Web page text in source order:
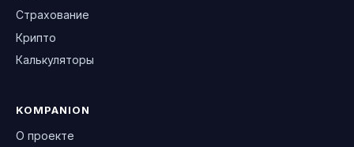
Страхование
Крипто
Калькуляторы
KOMPANION
О проекте